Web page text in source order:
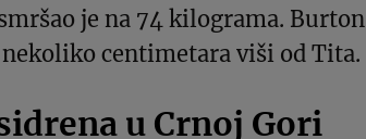
je na 74 kilograma. Burton
centimetara viši od Tita.
u Crnoj Gori